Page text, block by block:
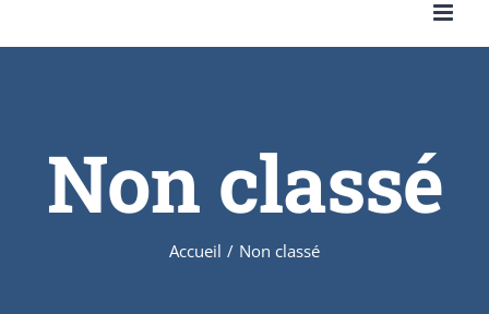
Non classé
Accueil / Non classé